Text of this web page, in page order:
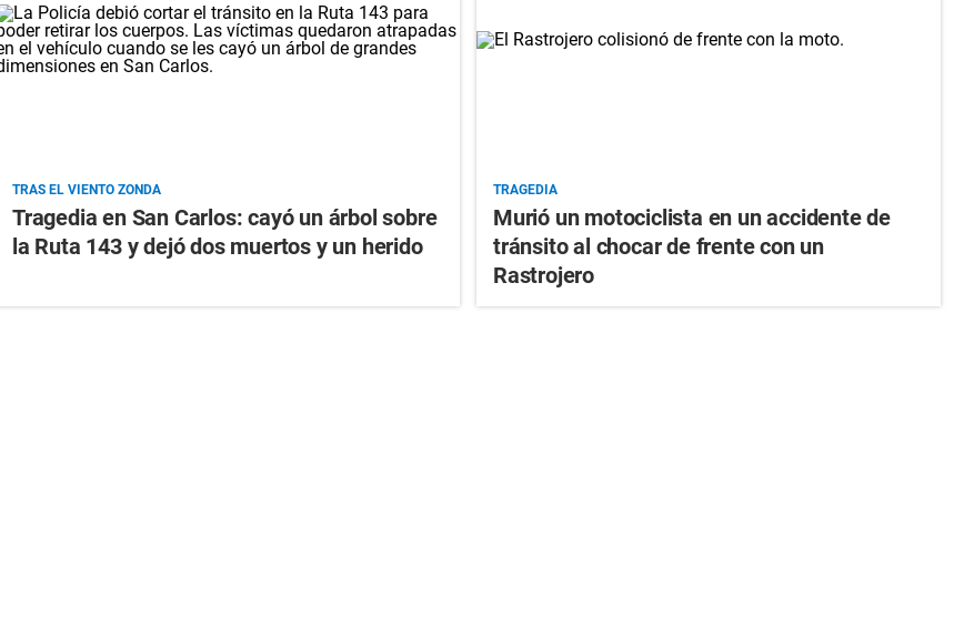
TRAS EL VIENTO ZONDA
Tragedia en San Carlos: cayó un árbol sobre
la Ruta 143 y dejó dos muertos y un herido
TRAGEDIA
Murió un motociclista en un accidente de
tránsito al chocar de frente con un
Rastrojero